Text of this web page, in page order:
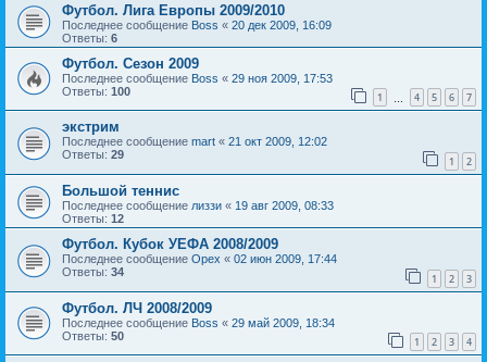
Футбол. Лига Европы 2009/2010
Последнее сообщение Boss « 20 дек 2009, 16:09
Ответы: 6
Футбол. Сезон 2009
Последнее сообщение Boss « 29 ноя 2009, 17:53
Ответы: 100 1 4 5 6 7
экстрим
Последнее сообщение mart « 21 окт 2009, 12:02
Ответы: 29 1 2
Большой теннис
Последнее сообщение лиззи « 19 авг 2009, 08:33
Ответы: 12
Футбол. Кубок УЕФА 2008/2009
Последнее сообщение Орех « 02 июн 2009, 17:44
Ответы: 34 1 2 3
Футбол. ЛЧ 2008/2009
Последнее сообщение Boss « 29 май 2009, 18:34
Ответы: 50 1 2 3 4